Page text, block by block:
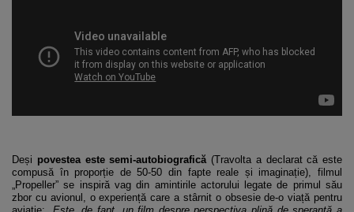
Deși povestea este semi-autobiografică (Travolta a declarat că este
compusă în proporție de 50-50 din fapte reale și imaginație), filmul
„Propeller” se inspiră vag din amintirile actorului legate de primul său
zbor cu avionul, o experiență care a stârnit o obsesie de-o viață pentru